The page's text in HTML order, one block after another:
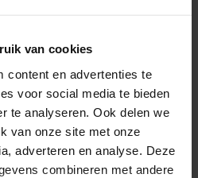
van cookies
content en advertenties te
voor social media te bieden
te analyseren. Ook delen we
van onze site met onze
adverteren en analyse. Deze
combineren met andere
mm met servomotor